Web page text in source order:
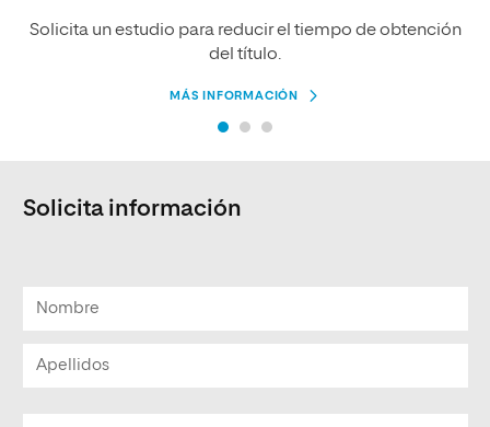
Solicita un estudio para reducir el tiempo de obtención
del título.
MÁS INFORMACIÓN
Solicita información